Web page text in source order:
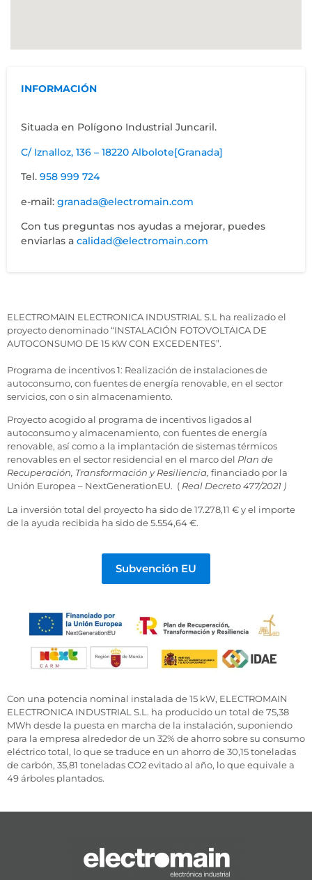
INFORMACIÓN
Situada en Polígono Industrial Juncaril.
C/ Iznalloz, 136 – 18220 Albolote[Granada]
Tel. 958 999 724
e-mail: granada@electromain.com
Con tus preguntas nos ayudas a mejorar, puedes
enviarlas a calidad@electromain.com
ELECTROMAIN ELECTRONICA INDUSTRIAL S.L ha realizado el
proyecto denominado “INSTALACIÓN FOTOVOLTAICA DE
AUTOCONSUMO DE 15 KW CON EXCEDENTES”.
Programa de incentivos 1: Realización de instalaciones de
autoconsumo, con fuentes de energía renovable, en el sector
servicios, con o sin almacenamiento.
Proyecto acogido al programa de incentivos ligados al
autoconsumo y almacenamiento, con fuentes de energía
renovable, así como a la implantación de sistemas térmicos
renovables en el sector residencial en el marco del Plan de
Recuperación, Transformación y Resiliencia, financiado por la
Unión Europea – NextGenerationEU. ( Real Decreto 477/2021 )
La inversión total del proyecto ha sido de 17.278,11 € y el importe
de la ayuda recibida ha sido de 5.554,64 €.
Subvención EU
Con una potencia nominal instalada de 15 kW, ELECTROMAIN
ELECTRONICA INDUSTRIAL S.L. ha producido un total de 75,38
MWh desde la puesta en marcha de la instalación, suponiendo
para la empresa alrededor de un 32% de ahorro sobre su consumo
eléctrico total, lo que se traduce en un ahorro de 30,15 toneladas
de carbón, 35,81 toneladas CO2 evitado al año, lo que equivale a
49 árboles plantados.